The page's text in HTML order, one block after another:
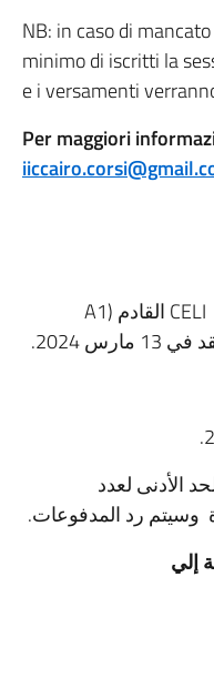
NB: in caso di
minimo di iscritti la
e i versamenti
Per maggiori
تم فتح التسجيل في دورة امتحان CELI القادم (A1
الأدنى لعدد
وسيتم رد المدفوعات.
إلي